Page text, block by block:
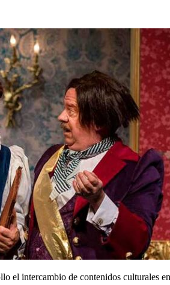
el intercambio de contenidos culturales